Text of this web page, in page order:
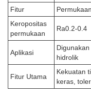
Fitur
Keropositas
permukaan
Ra0.2-0.4
Aplikasi
hidrolik
Fitur Utama
Kekuatan
keras,